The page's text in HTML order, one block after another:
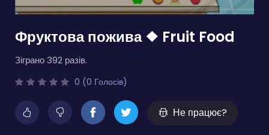
Фруктова пожива ❖ Fruit Food
Зіграно 392 разів.
0 (0 Голосів)
Не працює?